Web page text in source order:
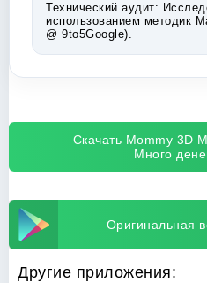
Технический аудит:
использованием методик
@ 9to5Google).
Скачать Mommy 3D
Много
Оригинальная
Другие приложения: